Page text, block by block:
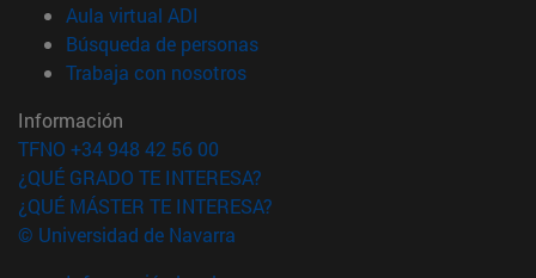
Aula virtual ADI
Búsqueda de personas(abre en nueva ventana)
Trabaja con nosotros(abre en nueva ventana)
Información
TFNO +34 948 42 56 00
¿QUÉ GRADO TE INTERESA?
¿QUÉ MÁSTER TE INTERESA?
© Universidad de Navarra